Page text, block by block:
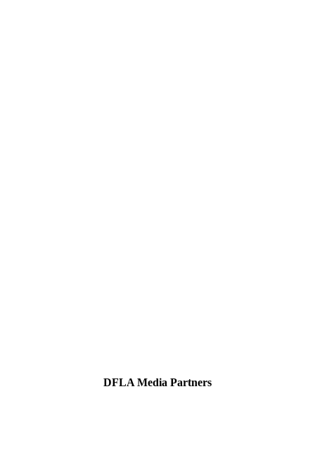
DFLA Media Partners